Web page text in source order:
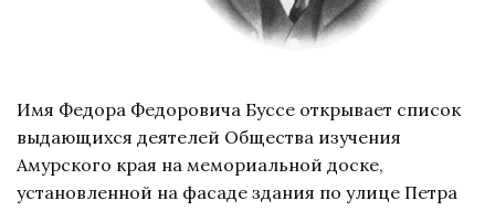
Имя Федора Федоровича Буссе открывает список
выдающихся деятелей Общества изучения
Амурского края на мемориальной доске,
установленной на фасаде здания по улице Петра